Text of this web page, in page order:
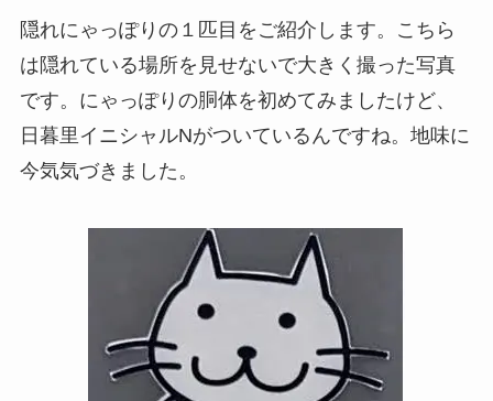
隠れにゃっぽりの１匹目をご紹介します。こちら
は隠れている場所を見せないで大きく撮った写真
です。にゃっぽりの胴体を初めてみましたけど、
日暮里イニシャルNがついているんですね。地味に
今気気づきました。